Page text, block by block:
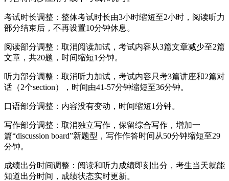
考试时长调整：整体考试时长由3小时缩短至2小时，阅读听力
部分结束后，不再设置10分钟休息。
阅读部分调整：取消阅读加试，考试内容从3篇文章减少至2篇
文章，共20题，时间缩短1分钟。
听力部分调整：取消听力加试，考试内容只考3篇讲座和2篇对
话（2个section），时间由41-57分钟缩短至36分钟。
口语部分调整：内容没有变动，时间缩短1分钟。
写作部分调整：取消独立写作，保留综合写作，增加一
篇“discussion board”新题型，写作作答时间从50分钟缩短至29
分钟。
成绩出分时间调整：阅读和听力成绩即刻出分，考生当天就能
知道出分时间，成绩状态实时更新。